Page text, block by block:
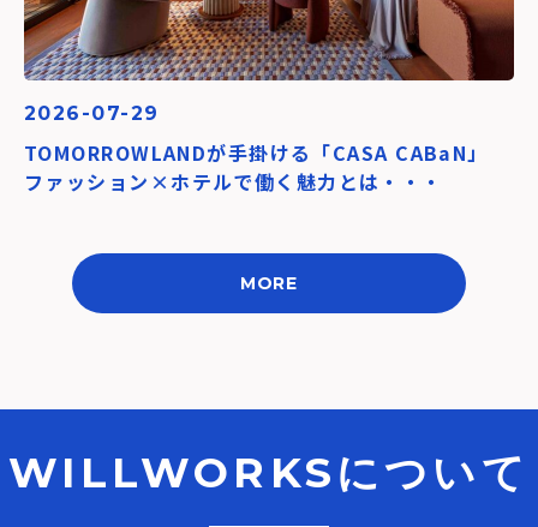
2026-07-29
TOMORROWLANDが手掛ける「CASA CABaN」
ファッション×ホテルで働く魅力とは・・・
MORE
WILLWORKSについて